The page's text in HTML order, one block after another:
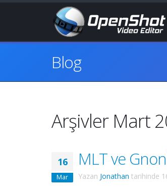
Blog
Arşivler Mart
16
Mar
MLT ve
Yazan Jonathan tarihinde